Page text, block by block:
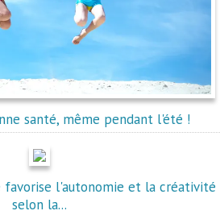
santé, même pendant l'été !
favorise l'autonomie et la créativité
selon la...